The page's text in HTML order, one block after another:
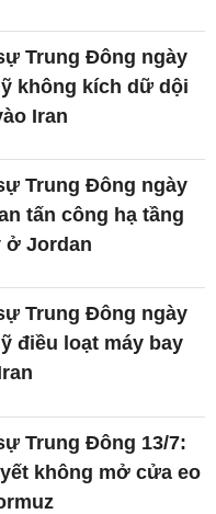
Trung Đông ngày
không kích dữ dội
Iran
Trung Đông ngày
tấn công hạ tầng
ở Jordan
Trung Đông ngày
điều loạt máy bay
Trung Đông 13/7:
không mở cửa eo